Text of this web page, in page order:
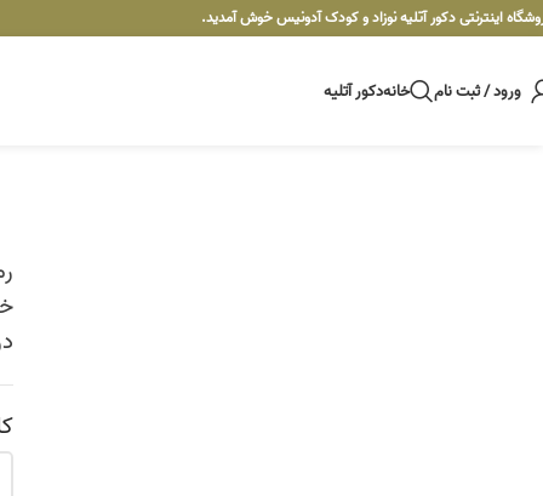
اینترنتی دکور آتلیه نوزاد و کودک آدونیس خوش آمدید.
ورود / ثبت نام خانهدکور آتلیه